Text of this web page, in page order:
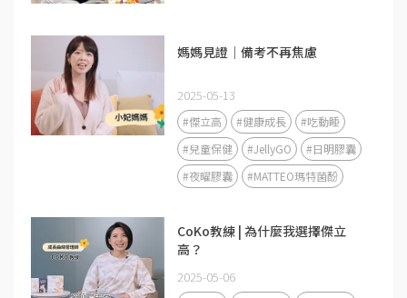
媽媽見證｜備考不再焦慮
2025-05-13
#傑立高 #健康成長
#吃動睡
#兒童保健
#JellyGO
#日明膠囊
#夜曜膠囊
#MATTEO瑪特菌酚
CoKo教練 | 為什麼我選擇傑立
高？
2025-05-06